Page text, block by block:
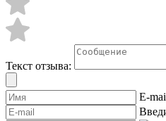
Текст отзыва:
E-